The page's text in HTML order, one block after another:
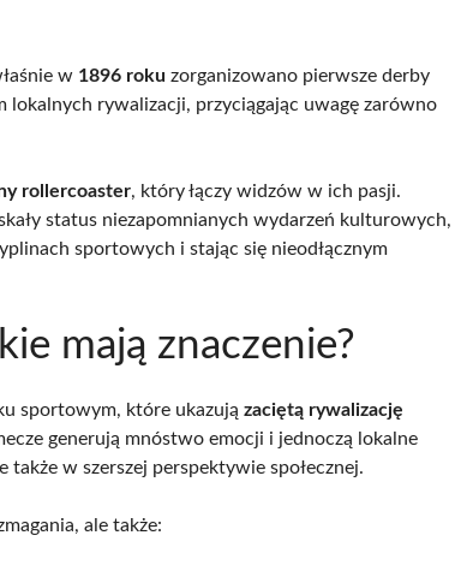
w 1896 roku zorganizowano pierwsze derby
lokalnych rywalizacji, przyciągając uwagę zarówno
rollercoaster, który łączy widzów w ich pasji.
status niezapomnianych wydarzeń kulturowych,
sportowych i stając się nieodłącznym
mają znaczenie?
sportowym, które ukazują zaciętą rywalizację
generują mnóstwo emocji i jednoczą lokalne
także w szerszej perspektywie społecznej.
ale także: